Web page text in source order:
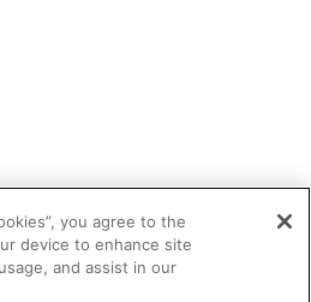
you agree to the
device to enhance site
and assist in our